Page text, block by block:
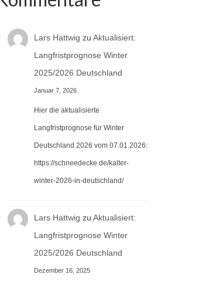
Lars Hattwig zu Aktualisiert:
Langfristprognose Winter
2025/2026 Deutschland
Januar 7, 2026
Hier die aktualisierte
Langfristprognose für Winter
Deutschland 2026 vom 07.01.2026:
https://schneedecke.de/kalter-
winter-2026-in-deutschland/
Lars Hattwig zu Aktualisiert:
Langfristprognose Winter
2025/2026 Deutschland
Dezember 16, 2025